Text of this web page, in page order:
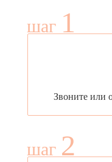
шаг 1
Звоните или
шаг 2